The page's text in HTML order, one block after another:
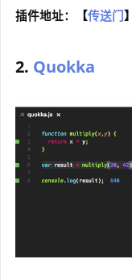
插件地址：【传送门】
2. Quokka